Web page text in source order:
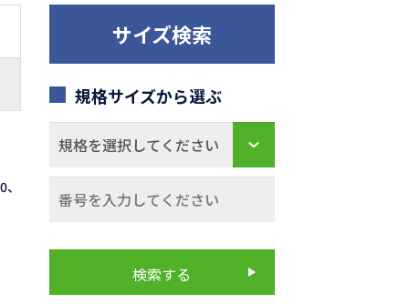
サイズ検索
規格サイズから選ぶ